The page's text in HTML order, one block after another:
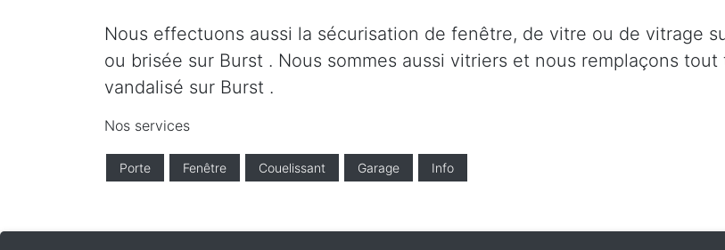
Nous effectuons aussi la sécurisation de fenêtre, de vitre ou de vitrage
ou brisée sur Burst . Nous sommes aussi vitriers et nous remplaçons
vandalisé sur Burst .
Nos services
Porte Fenêtre Couelissant Garage Info